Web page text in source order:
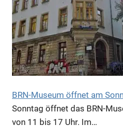
BRN-Museum öffnet am
Sonntag öffnet das BRN-
von 11 bis 17 Uhr. Im…